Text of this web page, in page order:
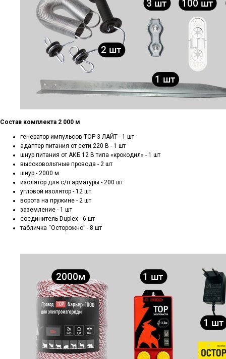
Состав комплекта 2 000 м
генератор импульсов ТОР-3 ЛАЙТ - 1 шт
адаптер питания от сети 220 В - 1 шт
шнур питания от АКБ 12 В типа «крокодил» - 1 шт
высоковольтные провода - 2 шт
шнур - 2000 м
изолятор для с/п арматуры - 200 шт
угловой изолятор - 12 шт
ворота на пружине - 2 шт
заземление - 1 шт
соединитель Duplex - 6 шт
табличка “Осторожно” - 8 шт